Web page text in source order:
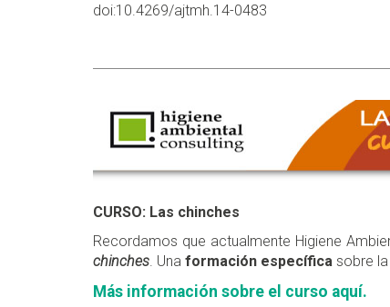
doi:10.4269/ajtmh.14-0483
CURSO: Las chinches
Recordamos que actualmente Higiene
chinches. Una formación específica sobre
Más información sobre el curso aquí.